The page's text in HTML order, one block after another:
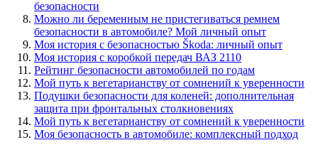
безопасности
Можно ли беременным не пристегиваться ремнем
безопасности в автомобиле? Мой личный опыт
Моя история с безопасностью Škoda: личный опыт
Моя история с коробкой передач ВАЗ 2110
Рейтинг безопасности автомобилей по годам
Мой путь к вегетарианству от сомнений к уверенности
Подушки безопасности для коленей: дополнительная
защита при фронтальных столкновениях
Мой путь к вегетарианству от сомнений к уверенности
Моя безопасность в автомобиле: комплексный подход